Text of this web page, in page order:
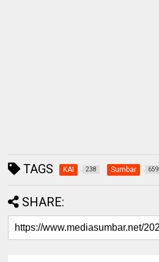
TAGS KAI 238 Sumbar 659
SHARE: